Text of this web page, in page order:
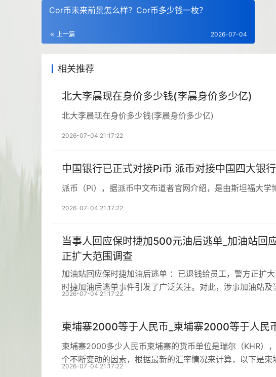
Cor币未来前景怎么样？Cor币多少钱一枚？
上一篇 2026-07-04
相关推荐
北大李晨现在身价多少钱(李晨身价多少亿)
北大李晨现在身价多少钱(李晨身价多少亿)
2026-07-04 21:17:22
中国银行已正式对接Pi币 派币对接中国四大银
派币（Pi），据派币中文布道者官网介绍，是由斯坦福大学
2026-07-04 21:17:22
当事人回应保时捷加500元油后逃单_加油站回
正扩大范围调查
加油站回应保时捷加油后逃单 ：已退钱给员工，警方正扩
时捷加油后逃单事件引发了广泛关注。对此，涉事加油站及
2026-07-04 21:17:22
柬埔寨2000等于人民币_柬埔寨2000等于人民
柬埔寨2000多少人民币柬埔寨的货币单位是瑞尔（KHR）
个不断变动的因素，根据最新的汇率情况来计算，以下是柬
2026-07-04 21:17:22